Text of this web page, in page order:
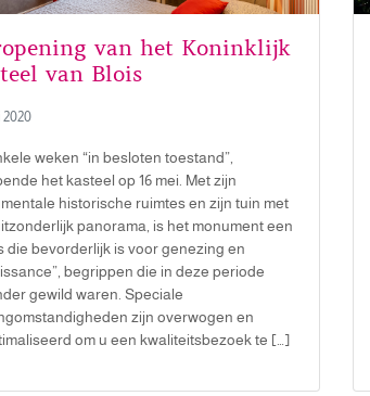
van het Koninklijk
van Blois
2020
weken “in besloten toestand”,
het kasteel op 16 mei. Met zijn
historische ruimtes en zijn tuin met
panorama, is het monument een
die bevorderlijk is voor genezing en
begrippen die in deze periode
gewild waren. Speciale
zijn overwogen en
om u een kwaliteitsbezoek te […]